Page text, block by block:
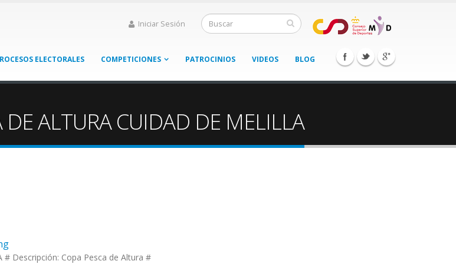
Iniciar Sesión
ELECTORALES COMPETICIONES PATROCINIOS VIDEOS BLOG
DE ALTURA CUIDAD DE MELILLA
# Descripción: Copa Pesca de Altura #